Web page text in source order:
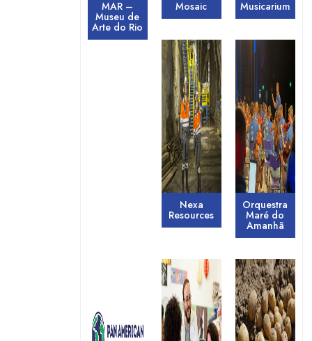
MAR –
Museu de
Arte do Rio
Mosaic Musicarium
Nexa
Resources
Orquestra
Maré do
Amanhã